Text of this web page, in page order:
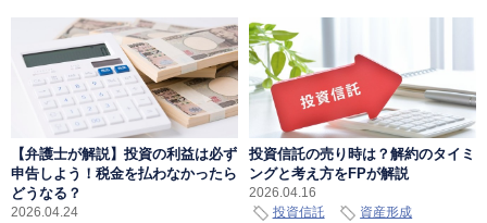
【弁護士が解説】投資の利益は必ず
申告しよう！税金を払わなかったら
どうなる？
2026.04.24
投資信託の売り時は？解約のタイミ
ングと考え方をFPが解説
2026.04.16
投資信託 資産形成